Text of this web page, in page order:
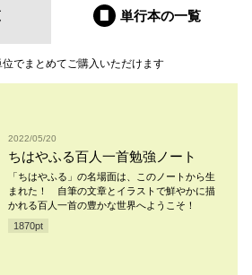
単行本の一覧
でまとめてご購入いただけます
2022/05/20
ちはやふる百人一首勉強ノート
「ちはやふる」の名場面は、このノートから生
まれた！ 自筆の文章とイラストで鮮やかに描
かれる百人一首の豊かな世界へようこそ！
1870pt